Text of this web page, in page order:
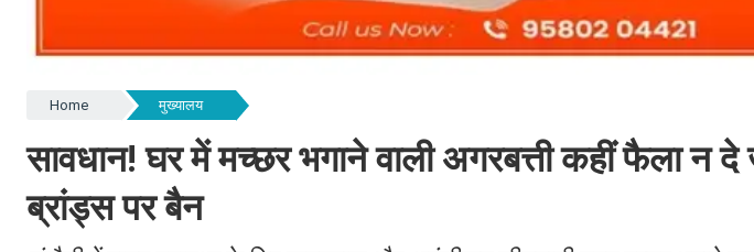
Home मुख्यालय
सावधान! घर में मच्छर भगाने वाली अगरबत्ती कहीं फैला न दे
ब्रांड्स पर बैन